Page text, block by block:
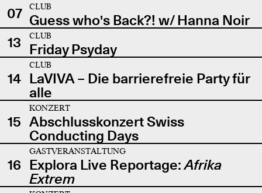
07
CLUB
Guess who's Back?! w/ Hanna Noir
13
CLUB
Friday Psyday
14
CLUB
LaVIVA – Die barrierefreie Party für
alle
15
KONZERT
Abschlusskonzert Swiss
Conducting Days
16
GASTVERANSTALTUNG
Explora Live Reportage:Afrika
Extrem